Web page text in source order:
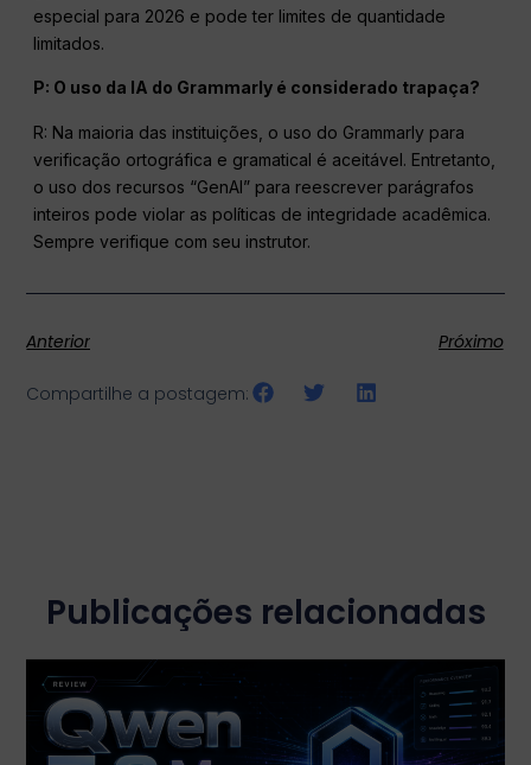
especial para 2026 e pode ter limites de quantidade
limitados.
P: O uso da IA do Grammarly é considerado trapaça?
R: Na maioria das instituições, o uso do Grammarly para
verificação ortográfica e gramatical é aceitável. Entretanto,
o uso dos recursos “GenAI” para reescrever parágrafos
inteiros pode violar as políticas de integridade acadêmica.
Sempre verifique com seu instrutor.
Anterior Próximo
Compartilhe a postagem:
Publicações relacionadas